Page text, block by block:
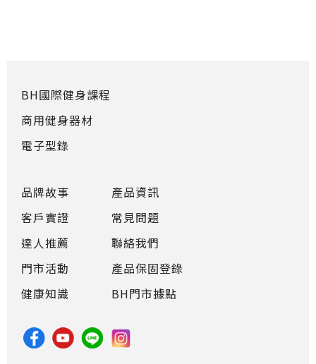
品牌故事
客戶實證
達人推薦
門市活動
健康知識
產品資訊
常見問題
聯絡我們
產品保固登錄
BH門市據點
BH國際健身課程
商用健身器材
電子型錄